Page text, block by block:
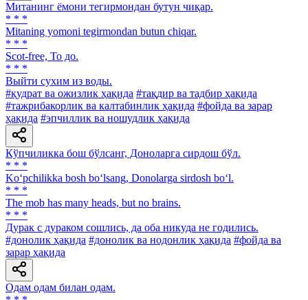
Митанинг ёмони тегирмондан бутун чиқар.
* * *
Mitaning yomoni tegirmondan butun chiqar.
* * *
Scot-free, То до.
* * *
Выйти сухим из воды.
#қудрат ва ожизлик ҳақида #тақдир ва тадбир ҳақида
#тажрибакорлик ва калтабинлик ҳақида #фойда ва зарар
ҳақида #эпчиллик ва ношудлик ҳақида
Кўпчиликка бош бўлсанг, Доноларга сирдош бўл.
* * *
Ko‘pchilikka bosh bo‘lsang, Donolarga sirdosh bo‘l.
* * *
The mob has many heads, but no brains.
* * *
Дурак с дураком сошлись, да оба никуда не годились.
#донолик ҳақида #донолик ва нодонлик ҳақида #фойда ва
зарар ҳақида
Одам одам билан одам.